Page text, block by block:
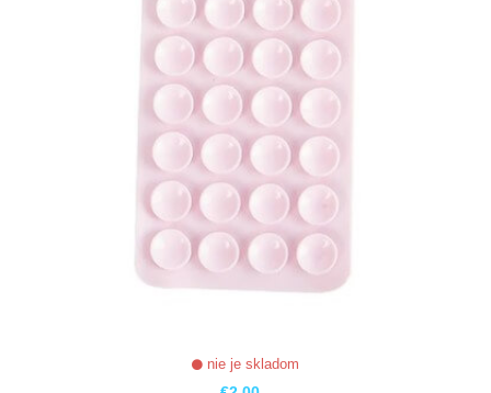
nie je skladom